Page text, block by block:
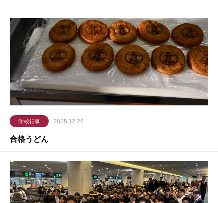
学校行事 2025.12.26
合格うどん